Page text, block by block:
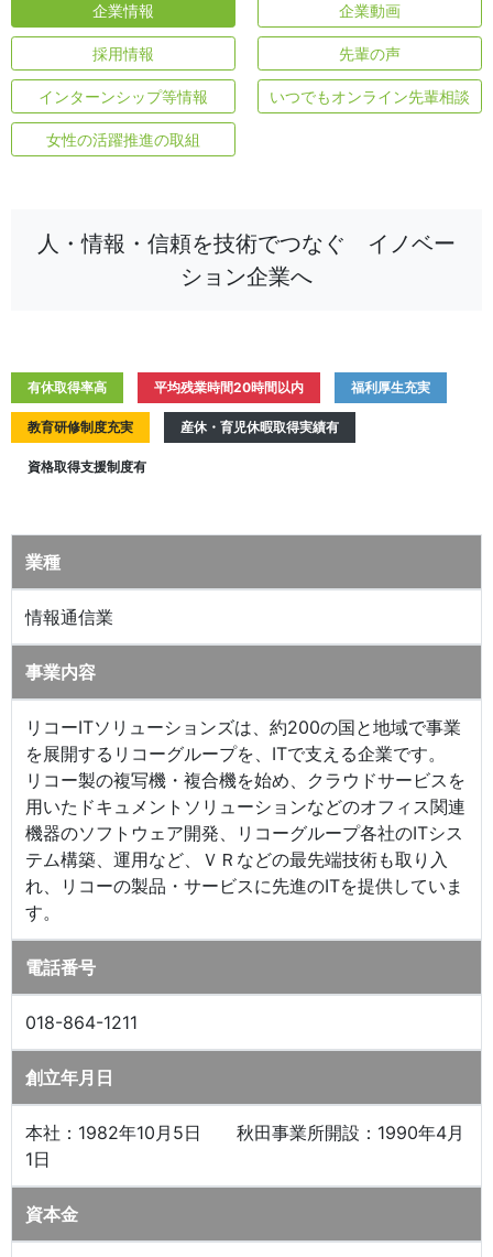
企業情報 企業動画
採用情報 先輩の声
インターンシップ等情報 いつでもオンライン先輩相談
女性の活躍推進の取組
人・情報・信頼を技術でつなぐ イノベー
ション企業へ
有休取得率高 平均残業時間20時間以内 福利厚生充実
教育研修制度充実 産休・育児休暇取得実績有
資格取得支援制度有
業種
情報通信業
事業内容
リコーITソリューションズは、約200の国と地域で事業
を展開するリコーグループを、ITで支える企業です。
リコー製の複写機・複合機を始め、クラウドサービスを
用いたドキュメントソリューションなどのオフィス関連
機器のソフトウェア開発、リコーグループ各社のITシス
テム構築、運用など、ＶＲなどの最先端技術も取り入
れ、リコーの製品・サービスに先進のITを提供していま
す。
電話番号
018-864-1211
創立年月日
本社：1982年10月5日 秋田事業所開設：1990年4月
1日
資本金